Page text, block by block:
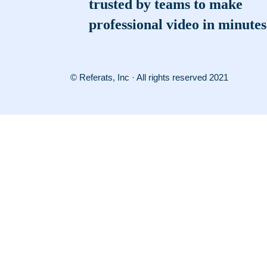
trusted by teams to make
professional video in minutes
© Referats, Inc · All rights reserved 2021